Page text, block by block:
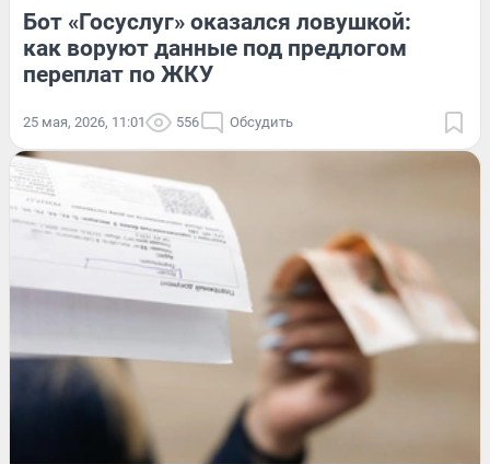
Бот «Госуслуг» оказался ловушкой:
как воруют данные под предлогом
переплат по ЖКУ
25 мая, 2026, 11:01 556 Обсудить